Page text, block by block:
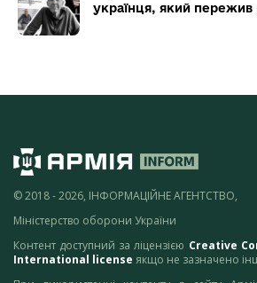
українця, який пережив
© 2018 - 2026, ІНФОРМАЦІЙНЕ АГЕНТСТВО,
Міністерство оборони України
Контент доступний за ліцензією Creative
International license якщо не зазначено